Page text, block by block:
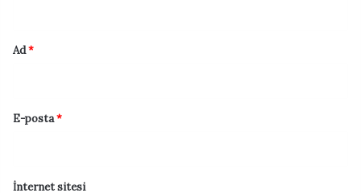
Ad*
E-posta*
İnternet sitesi